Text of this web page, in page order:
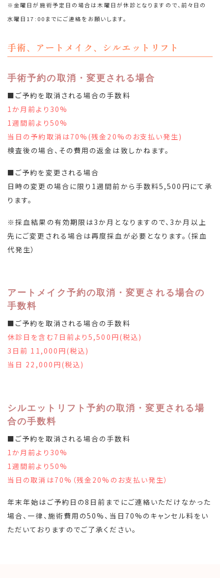
※金曜日が施術予定日の場合は木曜日が休診となりますので、前々日の
水曜日17:00までにご連絡をお願いします。
手術、アートメイク、シルエットリフト
手術予約の取消・変更される場合
■ご予約を取消される場合の手数料
1か月前より30%
1週間前より50%
当日の予約取消は70%(残金20%のお支払い発生)
検査後の場合、その費用の返金は致しかねます。
■ご予約を変更される場合
日時の変更の場合に限り1週間前から手数料5,500円にて承
ります。
※採血結果の有効期限は3か月となりますので、3か月以上
先にご変更される場合は再度採血が必要となります。（採血
代発生）
アートメイク予約の取消・変更される場合の
手数料
■ご予約を取消される場合の手数料
休診日を含む7日前より5,500円(税込)
3日前 11,000円(税込)
当日 22,000円(税込)
シルエットリフト予約の取消・変更される場
合の手数料
■ご予約を取消される場合の手数料
1か月前より30%
1週間前より50%
当日の取消は70%（残金20%のお支払い発生）
年末年始はご予約日の8日前までにご連絡いただけなかった
場合、一律、施術費用の50%、当日70%のキャンセル料をい
ただいておりますのでご了承ください。